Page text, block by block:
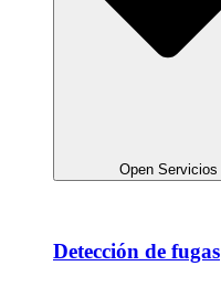
Open Servicios
Detección de fugas